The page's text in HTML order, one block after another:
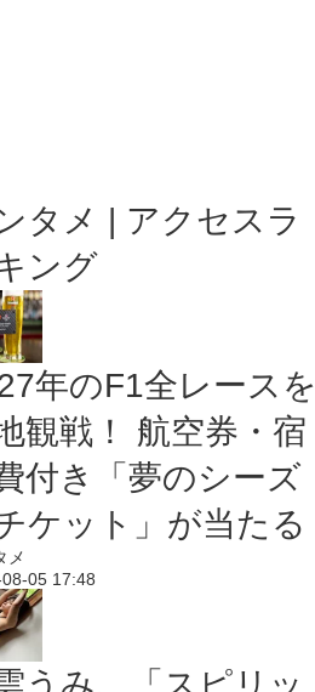
タメ | アクセスラ
ング
年のF1全レースを
観戦！ 航空券・宿
付き「夢のシーズ
ケット」が当たる
メ
05 17:48
うみ、「スピリッ